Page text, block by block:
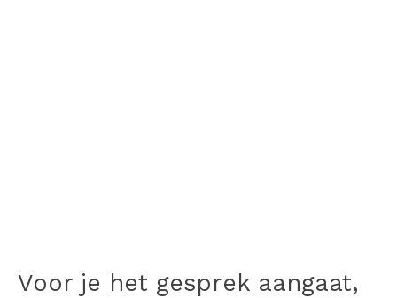
Voor je het gesprek aangaat,